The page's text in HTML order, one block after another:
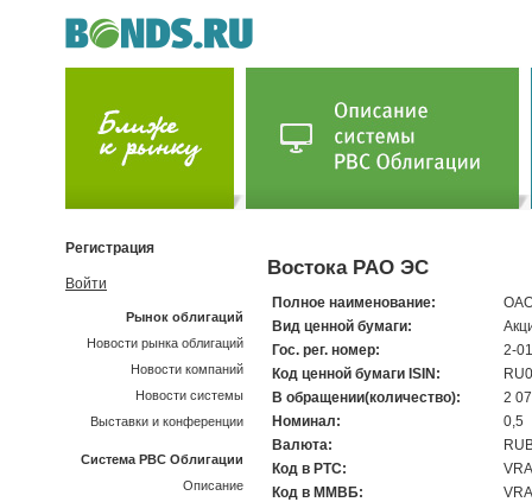
Востока РАО ЭС
Полное наименование:
ОАО
Вид ценной бумаги:
Гос. рег. номер:
2-
Код ценной бумаги ISIN:
В обращении(количество):
2
Номинал:
0,5
Валюта:
Код в РТС:
Код в ММВБ:
Регистрация
Войти
Рынок облигаций
Новости рынка облигаций
Новости компаний
Новости системы
Выставки и конференции
Система РВС Облигации
Описание